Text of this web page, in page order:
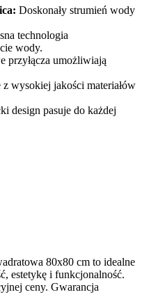
Doskonały strumień wody
technologia
wody.
przyłącza umożliwiają
wysokiej jakości materiałów
design pasuje do każdej
80x80 cm to idealne
estetykę i funkcjonalność.
ceny. Gwarancja